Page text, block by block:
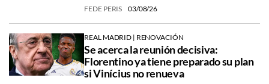
FEDE PERIS 03/08/26
REAL MADRID | RENOVACIÓN
Se acerca la reunión decisiva:
Florentino ya tiene preparado su plan
si Vinícius no renueva